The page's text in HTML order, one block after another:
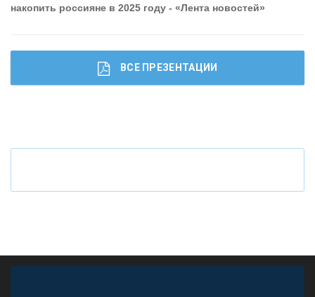
Что будет с наличными деньгами при цифровом
накопить россияне в 2025 году - «Лента новостей»
ВСЕ ПРЕЗЕНТАЦИИ